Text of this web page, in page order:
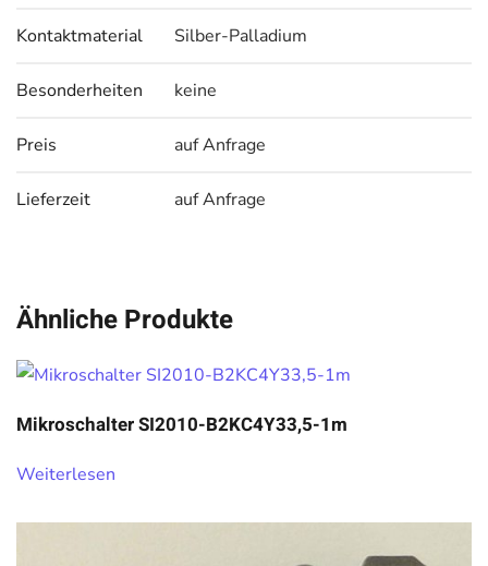
Kontaktmaterial Silber-Palladium
Besonderheiten keine
Preis auf Anfrage
Lieferzeit auf Anfrage
Ähnliche Produkte
Mikroschalter SI2010-B2KC4Y33,5-1m
Weiterlesen